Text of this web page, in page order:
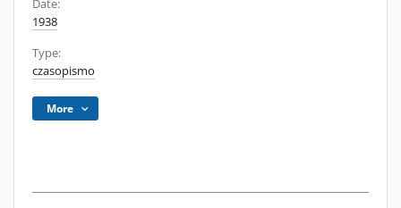
Date:
1938
Type:
czasopismo
More